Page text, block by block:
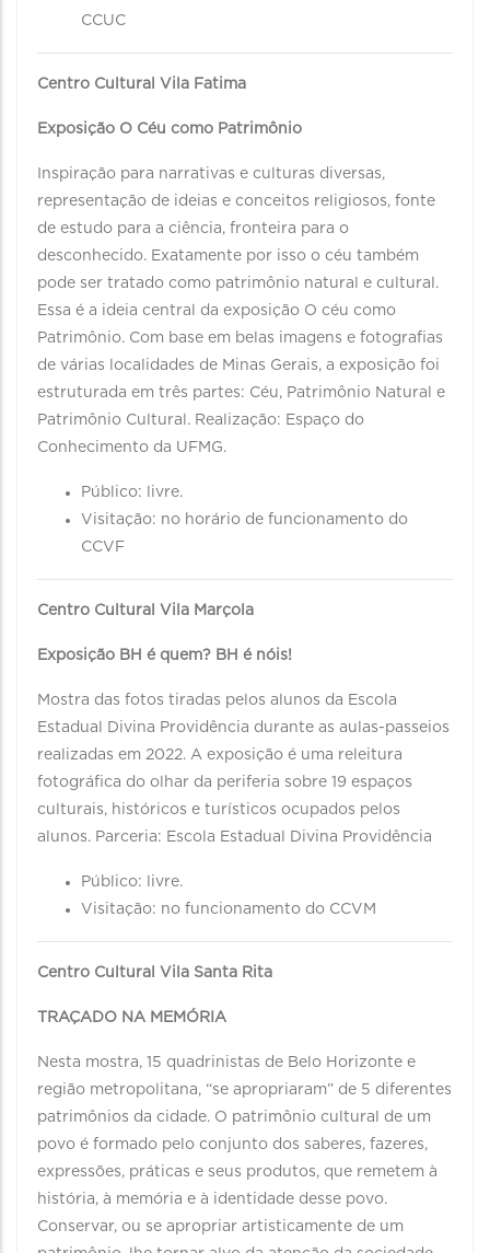
CCUC
Centro Cultural Vila Fatima
Exposição O Céu como Patrimônio
Inspiração para narrativas e culturas diversas,
representação de ideias e conceitos religiosos, fonte
de estudo para a ciência, fronteira para o
desconhecido. Exatamente por isso o céu também
pode ser tratado como patrimônio natural e cultural.
Essa é a ideia central da exposição O céu como
Patrimônio. Com base em belas imagens e fotografias
de várias localidades de Minas Gerais, a exposição foi
estruturada em três partes: Céu, Patrimônio Natural e
Patrimônio Cultural. Realização: Espaço do
Conhecimento da UFMG.
Público: livre.
Visitação: no horário de funcionamento do
CCVF
Centro Cultural Vila Marçola
Exposição BH é quem? BH é nóis!
Mostra das fotos tiradas pelos alunos da Escola
Estadual Divina Providência durante as aulas-passeios
realizadas em 2022. A exposição é uma releitura
fotográfica do olhar da periferia sobre 19 espaços
culturais, históricos e turísticos ocupados pelos
alunos. Parceria: Escola Estadual Divina Providência
Público: livre.
Visitação: no funcionamento do CCVM
Centro Cultural Vila Santa Rita
TRAÇADO NA MEMÓRIA
Nesta mostra, 15 quadrinistas de Belo Horizonte e
região metropolitana, “se apropriaram” de 5 diferentes
patrimônios da cidade. O patrimônio cultural de um
povo é formado pelo conjunto dos saberes, fazeres,
expressões, práticas e seus produtos, que remetem à
história, à memória e à identidade desse povo.
Conservar, ou se apropriar artisticamente de um